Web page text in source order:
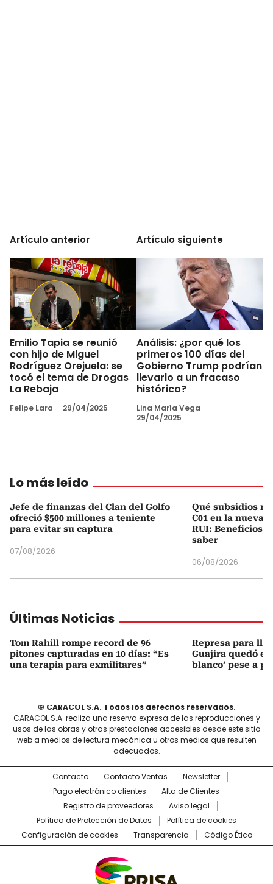
Artículo anterior
Emilio Tapia se reunió
con hijo de Miguel
Rodríguez Orejuela: se
tocó el tema de Drogas
La Rebaja
Felipe Lara 29/04/2025
Artículo siguiente
Análisis: ¿por qué los
primeros 100 días del
Gobierno Trump podrían
llevarlo a un fracaso
histórico?
Lina María Vega
29/04/2025
Lo más leído
Jefe de finanzas del Clan del Golfo
ofreció $500 millones a teniente
para evitar su captura
07/08/2026
Qué subsidios
C01 en la nueva
RUI: Beneficios
saber
06/08/2026
Últimas Noticias
Tom Rahill rompe record de 96
pitones capturadas en 10 días: “Es
una terapia para exmilitares”
Represa para
Guajira quedó en
blanco’ pese a
© CARACOL S.A. Todos los derechos reservados.
CARACOL S.A. realiza una reserva expresa de las reproducciones y
usos de las obras y otras prestaciones accesibles desde este sitio
web a medios de lectura mecánica u otros medios que resulten
adecuados.
Contacto Contacto Ventas
Newsletter
Pago electrónico clientes
Alta de Clientes
Registro de proveedores
Aviso legal
Política de Protección de Datos
Política de cookies
Configuración de cookies
Transparencia Código Ético